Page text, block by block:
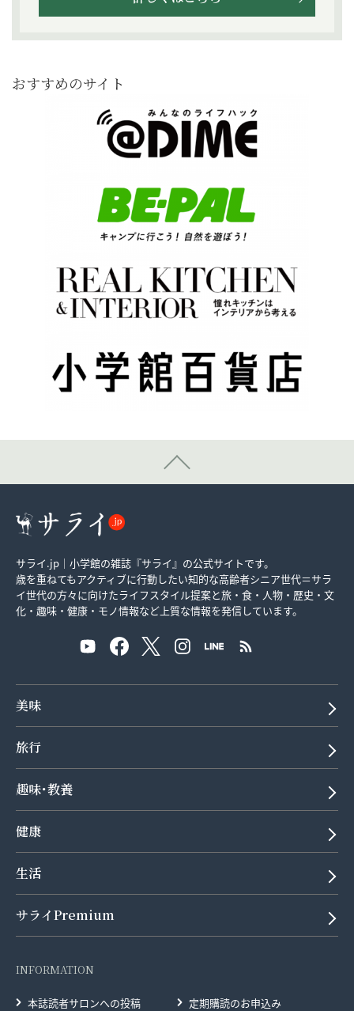
おすすめのサイト
サライ.jp｜小学館の雑誌『サライ』の公式サイトです。
歳を重ねてもアクティブに行動したい知的な高齢者シニア世代＝サラ
イ世代の方々に向けたライフスタイル提案と旅・食・人物・歴史・文
化・趣味・健康・モノ情報など上質な情報を発信しています。
美味
旅行
趣味･教養
健康
生活
サライPremium
INFORMATION
本誌読者サロンへの投稿 定期購読のお申込み